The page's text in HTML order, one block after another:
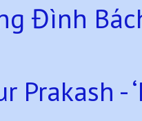
Đình
Prakash -